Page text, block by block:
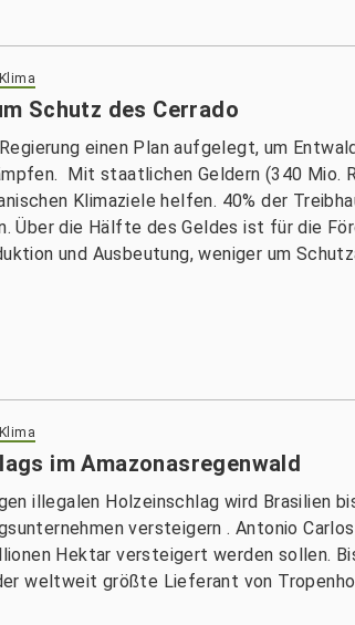
Schutz des Cerrado
einen Plan aufgelegt, um
Mit staatlichen Geldern (340
Klimaziele helfen. 40% der
Über die Hälfte des Geldes ist für die
und Ausbeutung, weniger um
im Amazonasregenwald
illegalen Holzeinschlag wird Brasilien
versteigern . Antonio
Hektar versteigert werden sollen.
weltweit größte Lieferant von